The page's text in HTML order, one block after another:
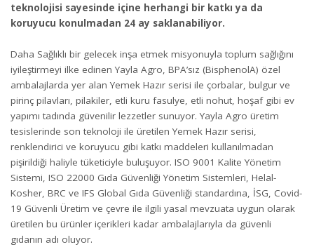
teknolojisi sayesinde içine herhangi bir katkı ya da
koruyucu konulmadan 24 ay saklanabiliyor.
Daha Sağlıklı bir gelecek inşa etmek misyonuyla toplum sağlığını
iyileştirmeyi ilke edinen Yayla Agro, BPA’sız (BisphenolA) özel
ambalajlarda yer alan Yemek Hazır serisi ile çorbalar, bulgur ve
pirinç pilavları, pilakiler, etli kuru fasulye, etli nohut, hoşaf gibi ev
yapımı tadında güvenilir lezzetler sunuyor. Yayla Agro üretim
tesislerinde son teknoloji ile üretilen Yemek Hazır serisi,
renklendirici ve koruyucu gibi katkı maddeleri kullanılmadan
pişirildiği haliyle tüketiciyle buluşuyor. ISO 9001 Kalite Yönetim
Sistemi, ISO 22000 Gıda Güvenliği Yönetim Sistemleri, Helal-
Kosher, BRC ve IFS Global Gıda Güvenliği standardına, İSG, Covid-
19 Güvenli Üretim ve çevre ile ilgili yasal mevzuata uygun olarak
üretilen bu ürünler içerikleri kadar ambalajlarıyla da güvenli
gıdanın adı oluyor.